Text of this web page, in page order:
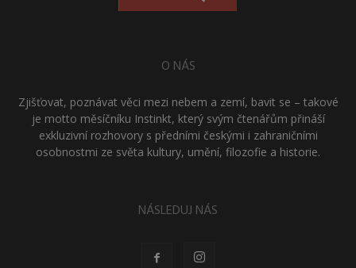
O NÁS
Zjišťovat, poznávat věci mezi nebem a zemí, bavit se – takové
je motto měsíčníku Instinkt, který svým čtenářům přináší
exkluzivní rozhovory s předními českými i zahraničními
osobnostmi ze světa kultury, umění, filozofie a historie.
NÁSLEDUJ NÁS